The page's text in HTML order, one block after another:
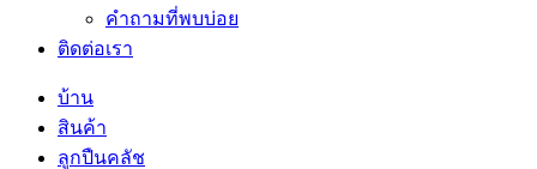
คำถามที่พบบ่อย
ติดต่อเรา
บ้าน
สินค้า
ลูกปืนคลัช